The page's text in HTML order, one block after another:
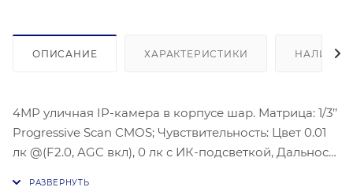
ОПИСАНИЕ ХАРАКТЕРИСТИКИ НАЛИЧИЕ
4МР уличная IP-камера в корпусе шар. Матрица: 1/3’’
Progressive Scan CMOS; Чувствительность: Цвет 0.01
лк @(F2.0, AGC вкл), 0 лк с ИК-подсветкой, Дальность